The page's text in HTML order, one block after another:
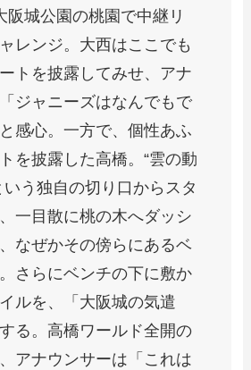
阪城公園の桃園で中継リ
レンジ。大西はここでも
トを披露してみせ、アナ
ジャニーズはなんでもで
感心。一方で、個性あふ
を披露した高橋。“雲の動
いう独自の切り口からスタ
一目散に桃の木へダッシ
なぜかその傍らにあるベ
さらにベンチの下に敷か
ルを、「大阪城の気遣
る。高橋ワールド全開の
アナウンサーは「これは